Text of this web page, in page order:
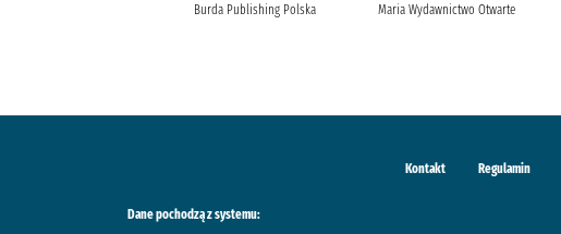
Burda Publishing Polska
Maria Wydawnictwo Otwarte
Kontakt Regulamin
Dane pochodzą z systemu: